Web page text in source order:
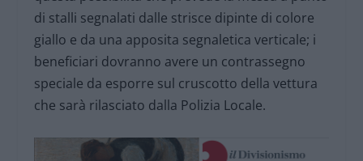
di stalli segnalati dalle strisce dipinte di colore
giallo e da una apposita segnaletica verticale; i
beneficiari dovranno avere un contrassegno
speciale da esporre sul cruscotto della vettura
che sarà rilasciato dalla Polizia Locale.